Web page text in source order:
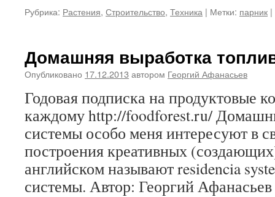
Рубрика: Растения, Строительство, Техника | Метки: парник |
Домашняя выработка
Опубликовано 17.12.2013 автором Георгий Афанасьев
Годовая подписка на продуктовые
каждому http://foodforest.ru/
системы особо меня интересуют в
построения креативных
английском называют residencia
системы. Автор: Георгий